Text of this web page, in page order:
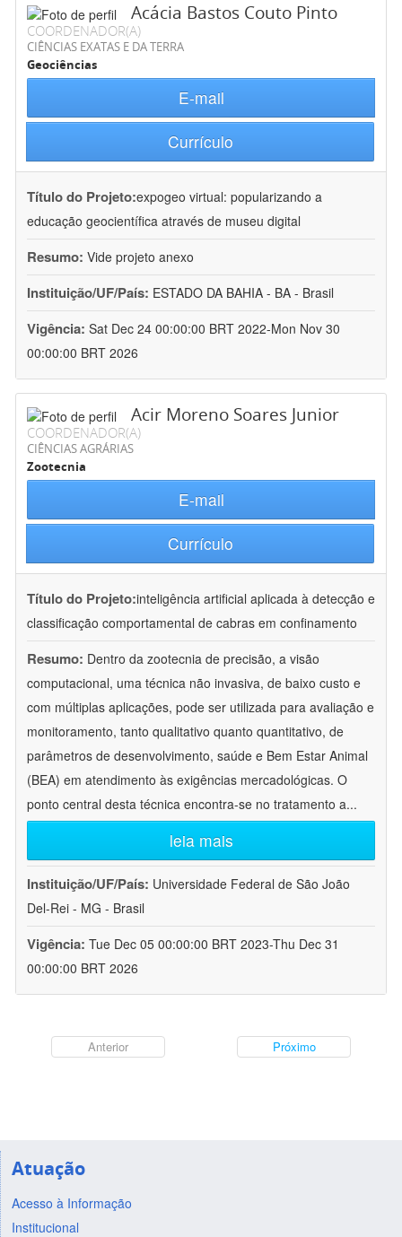
Acácia Bastos Couto Pinto
COORDENADOR(A)
CIÊNCIAS EXATAS E DA TERRA
Geociências
E-mail
Currículo
Título do Projeto:expogeo virtual: popularizando a
educação geocientífica através de museu digital
Resumo: Vide projeto anexo
Instituição/UF/País: ESTADO DA BAHIA - BA - Brasil
Vigência: Sat Dec 24 00:00:00 BRT 2022-Mon Nov 30
00:00:00 BRT 2026
Acir Moreno Soares Junior
COORDENADOR(A)
CIÊNCIAS AGRÁRIAS
Zootecnia
E-mail
Currículo
Título do Projeto:inteligência artificial aplicada à detecção e
classificação comportamental de cabras em confinamento
Resumo: Dentro da zootecnia de precisão, a visão
computacional, uma técnica não invasiva, de baixo custo e
com múltiplas aplicações, pode ser utilizada para avaliação e
monitoramento, tanto qualitativo quanto quantitativo, de
parâmetros de desenvolvimento, saúde e Bem Estar Animal
(BEA) em atendimento às exigências mercadológicas. O
ponto central desta técnica encontra-se no tratamento a...
leia mais
Instituição/UF/País: Universidade Federal de São João
Del-Rei - MG - Brasil
Vigência: Tue Dec 05 00:00:00 BRT 2023-Thu Dec 31
00:00:00 BRT 2026
Anterior Próximo
Atuação
Acesso à Informação
Institucional